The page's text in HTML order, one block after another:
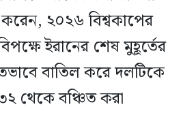
২০২৬ বিশ্বকাপের
ইরানের শেষ মুহূর্তের
বাতিল করে দলটিকে
থেকে বঞ্চিত করা